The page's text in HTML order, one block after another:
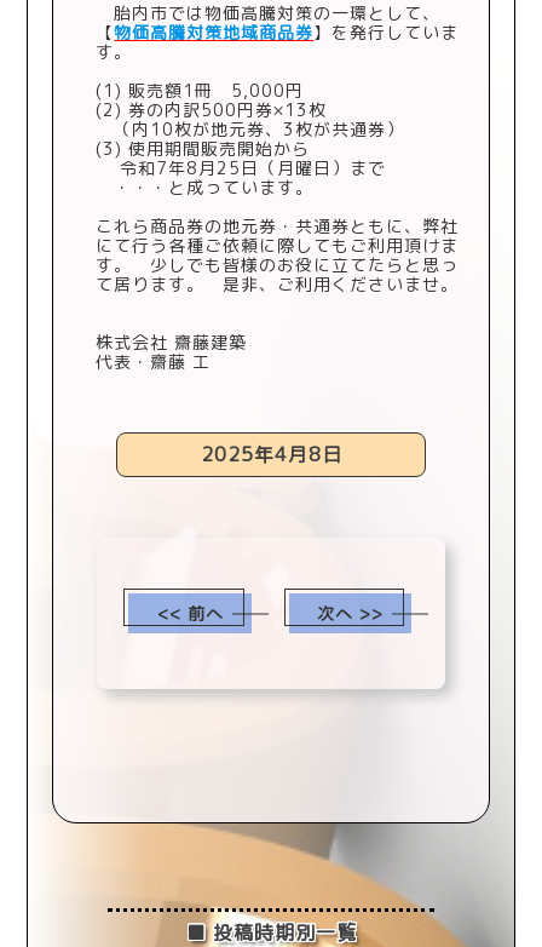
胎内市では物価高騰対策の一環として、
【物価高騰対策地域商品券】を発行していま
す。
(1) 販売額1冊 5,000円
(2) 券の内訳500円券×13枚
（内10枚が地元券、3枚が共通券）
(3) 使用期間販売開始から
令和7年8月25日（月曜日）まで
・・・と成っています。
これら商品券の地元券・共通券ともに、弊社
にて行う各種ご依頼に際してもご利用頂けま
す。 少しでも皆様のお役に立てたらと思っ
て居ります。 是非、ご利用くださいませ。
株式会社 齋藤建築
代表・齋藤 工
2025年4月8日
<< 前へ 次へ >>
■ 投稿時期別一覧